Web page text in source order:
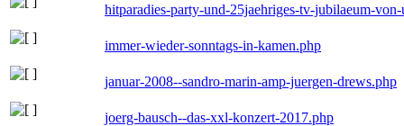
hitparadies-party-und-25jaehriges-tv-jubilaeum-
immer-wieder-sonntags-in-kamen.php
januar-2008--sandro-marin-amp-juergen-drews.php
joerg-bausch--das-xxl-konzert-2017.php